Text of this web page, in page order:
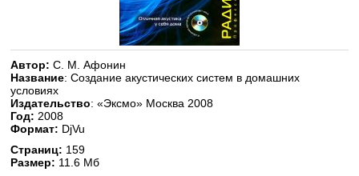
Автор: С. М. Афонин
Название: Создание акустических систем в домашних
условиях
Издательство: «Эксмо» Москва 2008
Год: 2008
Формат: DjVu
Страниц: 159
Размер: 11.6 Мб